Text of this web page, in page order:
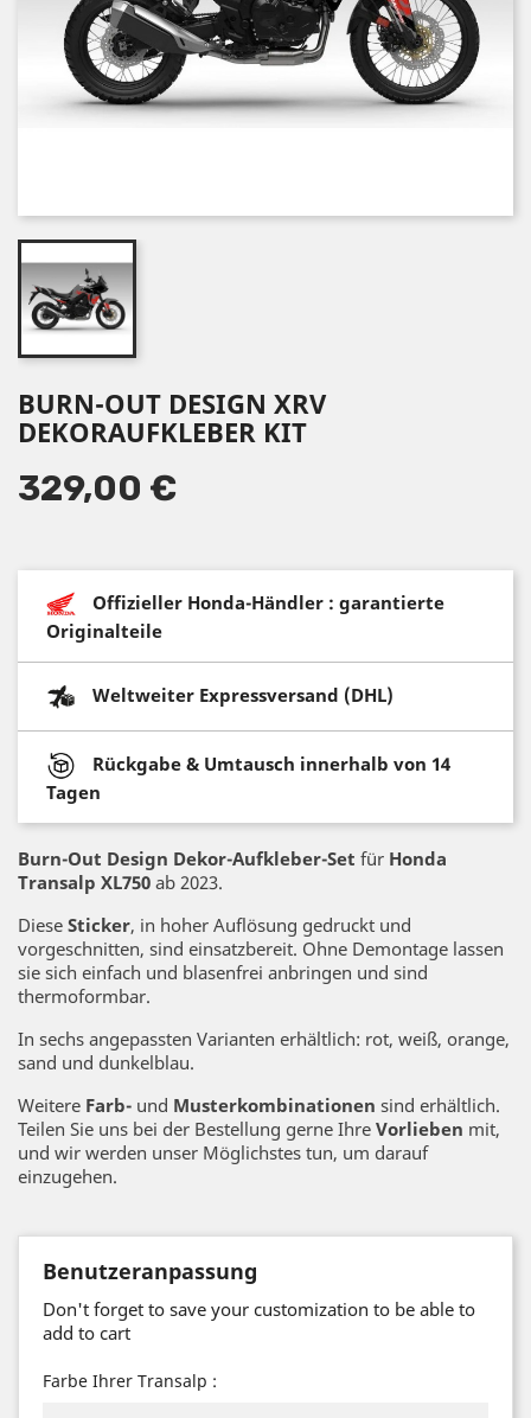
BURN-OUT DESIGN XRV
DEKORAUFKLEBER KIT
329,00 €
Offizieller Honda-Händler : garantierte
Originalteile
Weltweiter Expressversand (DHL)
Rückgabe & Umtausch innerhalb von 14
Tagen
Burn-Out Design Dekor-Aufkleber-Set für Honda
Transalp XL750 ab 2023.
Diese Sticker, in hoher Auflösung gedruckt und
vorgeschnitten, sind einsatzbereit. Ohne Demontage lassen
sie sich einfach und blasenfrei anbringen und sind
thermoformbar.
In sechs angepassten Varianten erhältlich: rot, weiß, orange,
sand und dunkelblau.
Weitere Farb- und Musterkombinationen sind erhältlich.
Teilen Sie uns bei der Bestellung gerne Ihre Vorlieben mit,
und wir werden unser Möglichstes tun, um darauf
einzugehen.
Benutzeranpassung
Don't forget to save your customization to be able to
add to cart
Farbe Ihrer Transalp :